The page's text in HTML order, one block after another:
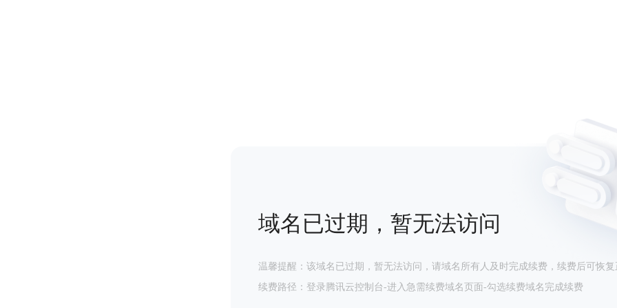
域名已过期，暂无法访问
温馨提醒：该域名已过期，暂无法访问，请域名所有人及时完成续费，续费后可恢复
续费路径：登录腾讯云控制台-进入急需续费域名页面-勾选续费域名完成续费